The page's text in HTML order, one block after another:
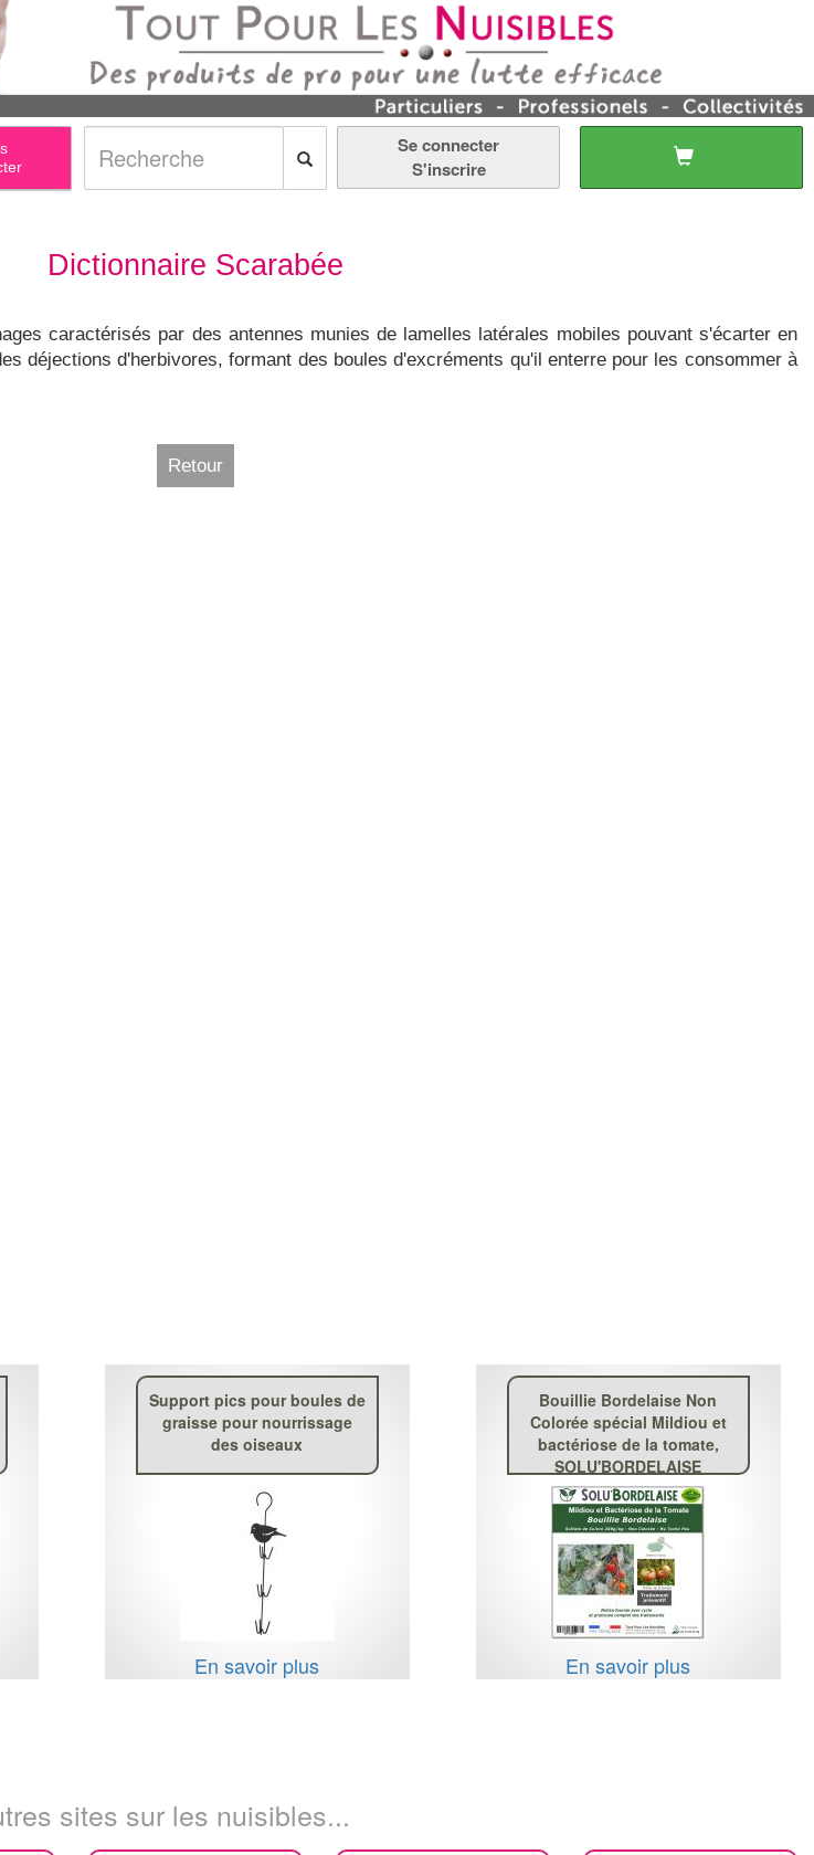
Se connecter
S'inscrire
Dictionnaire Scarabée
caractérisés par des antennes munies de lamelles latérales mobiles pouvant s'écarter en
déjections d'herbivores, formant des boules d'excréments qu'il enterre pour les consommer à
Retour
Support pics pour boules de
graisse pour nourrissage
des oiseaux
En savoir plus
Bouillie Bordelaise Non
Colorée spécial Mildiou et
bactériose de la tomate,
SOLU'BORDELAISE
En savoir plus
sites sur les nuisibles...